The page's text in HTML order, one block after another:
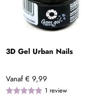
3D Gel Urban Nails
Vanaf € 9,99
1 review